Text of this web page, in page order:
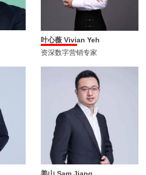
叶心薇 Vivian Yeh
资深数字营销专家